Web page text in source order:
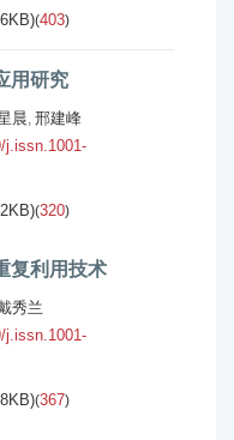
(403)
用研究
晨, 邢建峰
j.issn.1001-
(320)
复利用技术
秀兰
j.issn.1001-
(367)